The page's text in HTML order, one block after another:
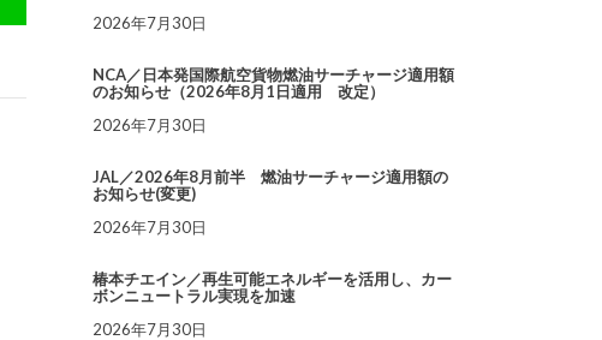
2026年7月30日
NCA／日本発国際航空貨物燃油サーチャージ適用額
のお知らせ（2026年8月1日適用 改定）
2026年7月30日
JAL／2026年8月前半 燃油サーチャージ適用額の
お知らせ(変更)
2026年7月30日
椿本チエイン／再生可能エネルギーを活用し、カー
ボンニュートラル実現を加速
2026年7月30日